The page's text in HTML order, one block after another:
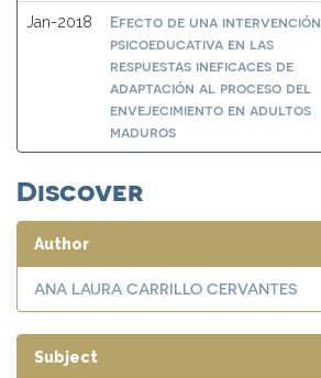
Jan-2018
Efecto de una intervención
psicoeducativa en las
respuestas ineficaces de
adaptación al proceso del
envejecimiento en adultos
maduros
Discover
Author
ANA LAURA CARRILLO CERVANTES
Subject